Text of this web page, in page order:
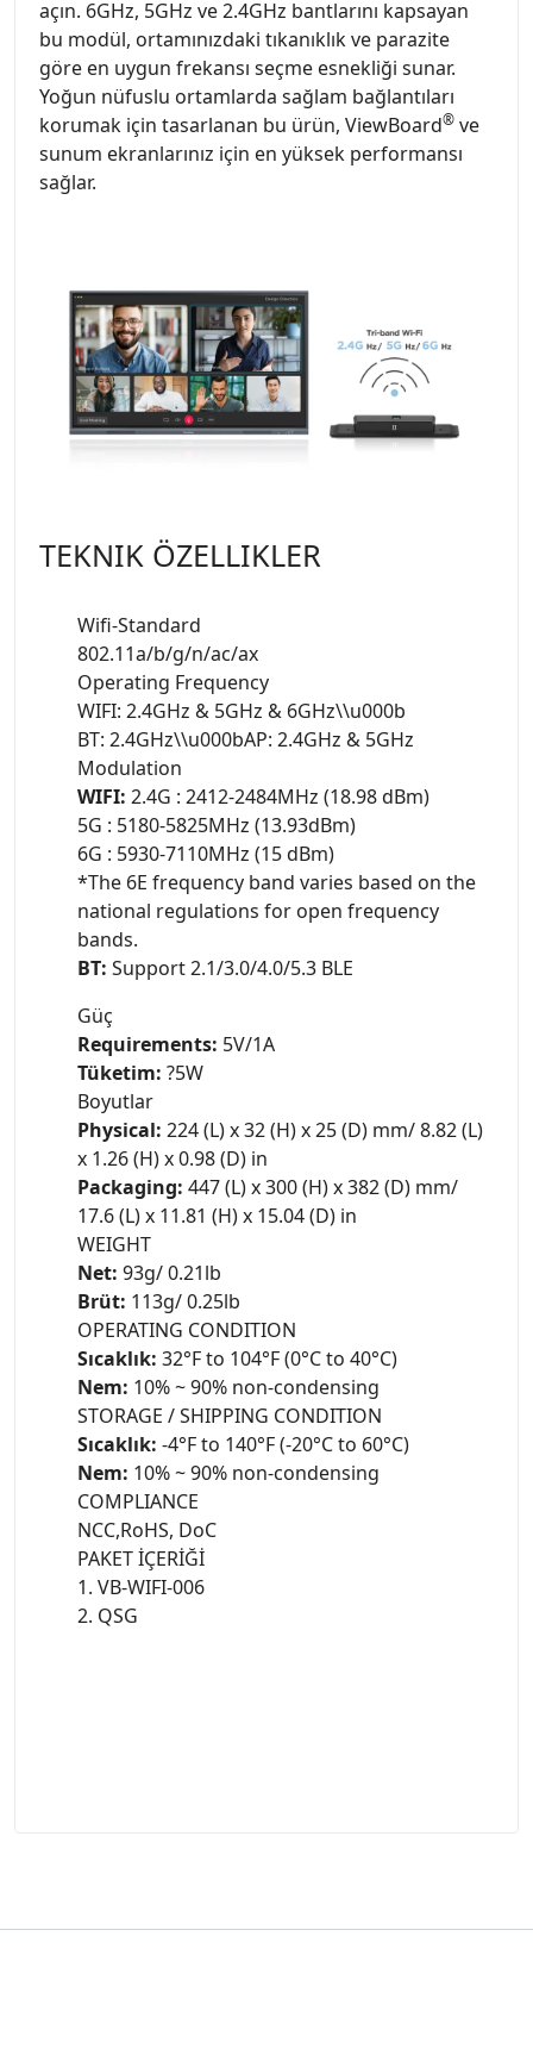
açın. 6GHz, 5GHz ve 2.4GHz bantlarını kapsayan
bu modül, ortamınızdaki tıkanıklık ve parazite
göre en uygun frekansı seçme esnekliği sunar.
Yoğun nüfuslu ortamlarda sağlam bağlantıları
korumak için tasarlanan bu ürün, ViewBoard® ve
sunum ekranlarınız için en yüksek performansı
sağlar.
TEKNIK ÖZELLIKLER
Wifi-Standard
802.11a/b/g/n/ac/ax
Operating Frequency
WIFI: 2.4GHz & 5GHz & 6GHz\\u000b
BT: 2.4GHz\\u000bAP: 2.4GHz & 5GHz
Modulation
WIFI: 2.4G : 2412-2484MHz (18.98 dBm)
5G : 5180-5825MHz (13.93dBm)
6G : 5930-7110MHz (15 dBm)
*The 6E frequency band varies based on the
national regulations for open frequency
bands.
BT: Support 2.1/3.0/4.0/5.3 BLE
Güç
Requirements: 5V/1A
Tüketim: ?5W
Boyutlar
Physical: 224 (L) x 32 (H) x 25 (D) mm/ 8.82 (L)
x 1.26 (H) x 0.98 (D) in
Packaging: 447 (L) x 300 (H) x 382 (D) mm/
17.6 (L) x 11.81 (H) x 15.04 (D) in
WEIGHT
Net: 93g/ 0.21lb
Brüt: 113g/ 0.25lb
OPERATING CONDITION
Sıcaklık: 32°F to 104°F (0°C to 40°C)
Nem: 10% ~ 90% non-condensing
STORAGE / SHIPPING CONDITION
Sıcaklık: -4°F to 140°F (-20°C to 60°C)
Nem: 10% ~ 90% non-condensing
COMPLIANCE
NCC,RoHS, DoC
PAKET İÇERİĞİ
1. VB-WIFI-006
2. QSG